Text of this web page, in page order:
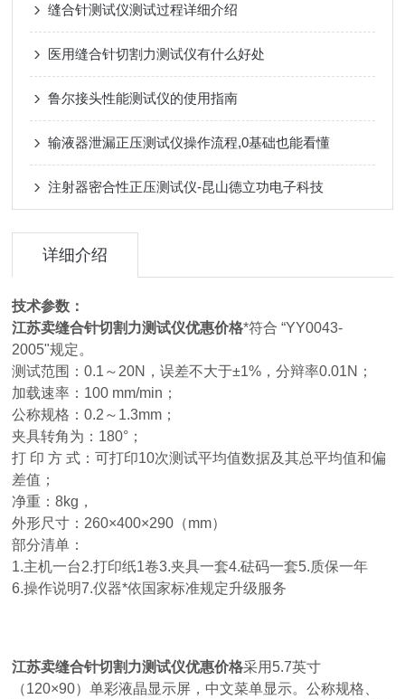
缝合针测试仪测试过程详细介绍
医用缝合针切割力测试仪有什么好处
鲁尔接头性能测试仪的使用指南
输液器泄漏正压测试仪操作流程,0基础也能看懂
注射器密合性正压测试仪-昆山德立功电子科技
详细介绍
技术参数：
江苏卖缝合针切割力测试仪优惠价格*符合 “YY0043-
2005"规定。
测试范围：0.1～20N，误差不大于±1%，分辩率0.01N；
加载速率：100 mm/min；
公称规格：0.2～1.3mm；
夹具转角为：180°；
打 印 方 式：可打印10次测试平均值数据及其总平均值和偏
差值；
净重：8kg，
外形尺寸：260×400×290（mm）
部分清单：
1.主机一台2.打印纸1卷3.夹具一套4.砝码一套5.质保一年
6.操作说明7.仪器*依国家标准规定升级服务
江苏卖缝合针切割力测试仪优惠价格采用5.7英寸
（120×90）单彩液晶显示屏，中文菜单显示。公称规格、